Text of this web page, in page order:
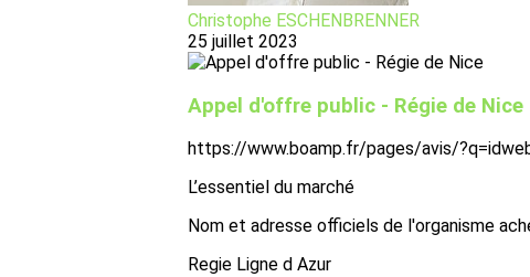
Christophe ESCHENBRENNER
25 juillet 2023
Appel d'offre public - Régie de Nice
https://www.boamp.fr/pages/avis/
L’essentiel du marché
Nom et adresse officiels de l'organisme
Regie Ligne d Azur